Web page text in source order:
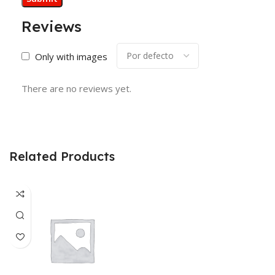
Reviews
Only with images
There are no reviews yet.
Related Products